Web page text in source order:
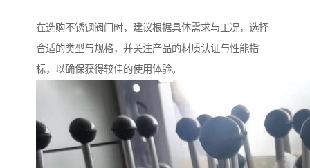
在选购不锈钢阀门时，建议根据具体需求与工况，选择
合适的类型与规格，并关注产品的材质认证与性能指
标，以确保获得较佳的使用体验。